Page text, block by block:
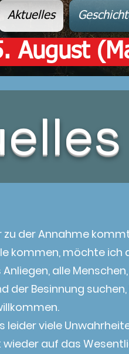
Aktuelles
August
der Annahme
kommen, möchte
alle
der Besinnung
leider viele
wieder auf das